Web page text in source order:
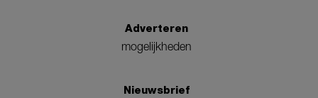
Adverteren
mogelijkheden
Nieuwsbrief